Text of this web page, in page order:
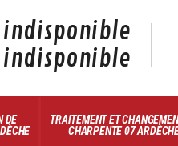
indisponible
indisponible
DE
TRAITEMENT ET
CHARPENTE 07